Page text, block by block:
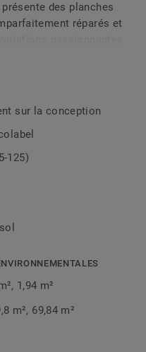
des planches
réparés et
en valeur les
par un brossage et
par un traitement à
sur la conception
125)
1,94 m²
m², 69,84 m²